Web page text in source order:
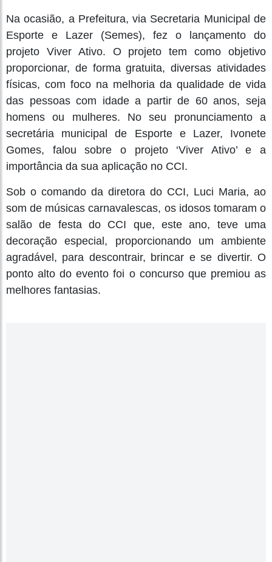
Na ocasião, a Prefeitura, via Secretaria Municipal de
Esporte e Lazer (Semes), fez o lançamento do
projeto Viver Ativo. O projeto tem como objetivo
proporcionar, de forma gratuita, diversas atividades
físicas, com foco na melhoria da qualidade de vida
das pessoas com idade a partir de 60 anos, seja
homens ou mulheres. No seu pronunciamento a
secretária municipal de Esporte e Lazer, Ivonete
Gomes, falou sobre o projeto ‘Viver Ativo’ e a
importância da sua aplicação no CCI.
Sob o comando da diretora do CCI, Luci Maria, ao
som de músicas carnavalescas, os idosos tomaram o
salão de festa do CCI que, este ano, teve uma
decoração especial, proporcionando um ambiente
agradável, para descontrair, brincar e se divertir. O
ponto alto do evento foi o concurso que premiou as
melhores fantasias.